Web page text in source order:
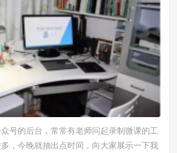
号的后台，常常有老师问起录制微课的工
，今晚就抽出点时间，向大家展示一下我